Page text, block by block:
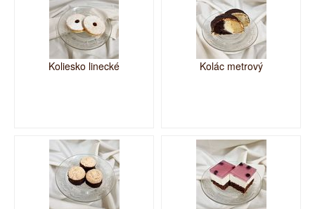
Koliesko linecké Kolác metrový